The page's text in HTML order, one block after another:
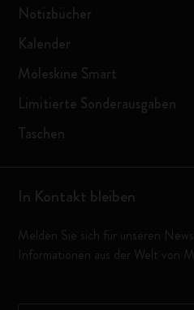
Notizbücher
Kalender
Moleskine Smart
Limitierte Sonderausgaben
Taschen
In Kontakt bleiben
Melden Sie sich für unseren
Informationen aus der Welt von